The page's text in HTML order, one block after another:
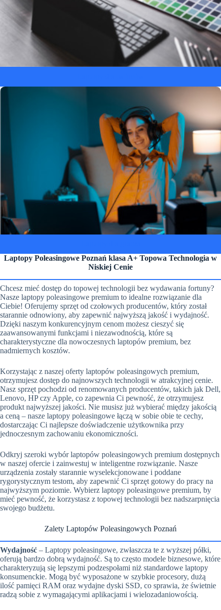
Laptopy Poleasingowe Poznań klasa A+ Topowa Technologia w
Niskiej Cenie
Chcesz mieć dostęp do topowej technologii bez wydawania fortuny?
Nasze laptopy poleasingowe premium to idealne rozwiązanie dla
Ciebie! Oferujemy sprzęt od czołowych producentów, który został
starannie odnowiony, aby zapewnić najwyższą jakość i wydajność.
Dzięki naszym konkurencyjnym cenom możesz cieszyć się
zaawansowanymi funkcjami i niezawodnością, które są
charakterystyczne dla nowoczesnych laptopów premium, bez
nadmiernych kosztów.
Korzystając z naszej oferty laptopów poleasingowych premium,
otrzymujesz dostęp do najnowszych technologii w atrakcyjnej cenie.
Nasz sprzęt pochodzi od renomowanych producentów, takich jak Dell,
Lenovo, HP czy Apple, co zapewnia Ci pewność, że otrzymujesz
produkt najwyższej jakości. Nie musisz już wybierać między jakością
a ceną – nasze laptopy poleasingowe łączą w sobie obie te cechy,
dostarczając Ci najlepsze doświadczenie użytkownika przy
jednoczesnym zachowaniu ekonomiczności.
Odkryj szeroki wybór laptopów poleasingowych premium dostępnych
w naszej ofercie i zainwestuj w inteligentne rozwiązanie. Nasze
urządzenia zostały starannie wyselekcjonowane i poddane
rygorystycznym testom, aby zapewnić Ci sprzęt gotowy do pracy na
najwyższym poziomie. Wybierz laptopy poleasingowe premium, by
mieć pewność, że korzystasz z topowej technologii bez nadszarpnięcia
swojego budżetu.
Zalety Laptopów Poleasingowych Poznań
Wydajność – Laptopy poleasingowe, zwłaszcza te z wyższej półki,
oferują bardzo dobrą wydajność. Są to często modele biznesowe, które
charakteryzują się lepszymi podzespołami niż standardowe laptopy
konsumenckie. Mogą być wyposażone w szybkie procesory, dużą
ilość pamięci RAM oraz wydajne dyski SSD, co sprawia, że świetnie
radzą sobie z wymagającymi aplikacjami i wielozadaniowością.